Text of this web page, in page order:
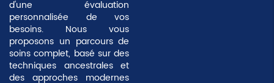
d'une évaluation
personnalisée de vos
besoins. Nous vous
proposons un parcours de
soins complet, basé sur des
techniques ancestrales et
des approches modernes